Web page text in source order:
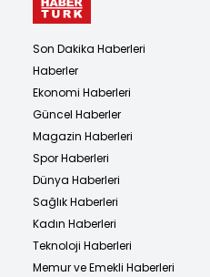
Son Dakika Haberleri
Haberler
Ekonomi Haberleri
Güncel Haberler
Magazin Haberleri
Spor Haberleri
Dünya Haberleri
Sağlık Haberleri
Kadın Haberleri
Teknoloji Haberleri
Memur ve Emekli Haberleri